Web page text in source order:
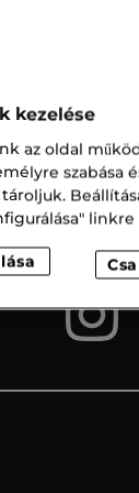
szállítás
üzletbe
kezelése
az oldal